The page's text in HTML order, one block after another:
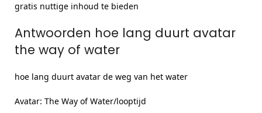
gratis nuttige inhoud te bieden
Antwoorden hoe lang duurt avatar
the way of water
hoe lang duurt avatar de weg van het water
Avatar: The Way of Water/looptijd